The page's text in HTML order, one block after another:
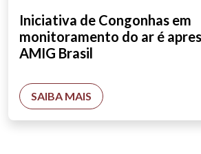
Iniciativa de Congonhas em
monitoramento do ar é
AMIG Brasil
SAIBA MAIS